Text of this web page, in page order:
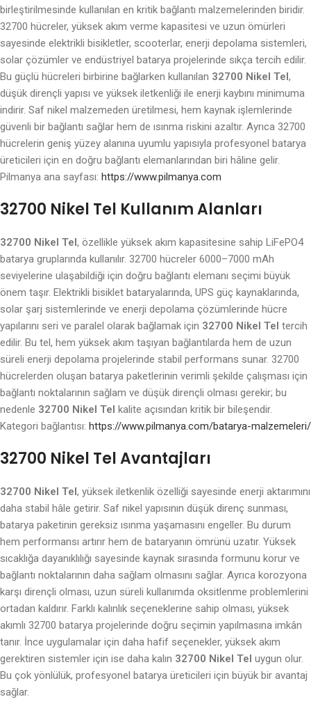
birleştirilmesinde kullanılan en kritik bağlantı malzemelerinden biridir.
32700 hücreler, yüksek akım verme kapasitesi ve uzun ömürleri
sayesinde elektrikli bisikletler, scooterlar, enerji depolama sistemleri,
solar çözümler ve endüstriyel batarya projelerinde sıkça tercih edilir.
Bu güçlü hücreleri birbirine bağlarken kullanılan 32700 Nikel Tel,
düşük dirençli yapısı ve yüksek iletkenliği ile enerji kaybını minimuma
indirir. Saf nikel malzemeden üretilmesi, hem kaynak işlemlerinde
güvenli bir bağlantı sağlar hem de ısınma riskini azaltır. Ayrıca 32700
hücrelerin geniş yüzey alanına uyumlu yapısıyla profesyonel batarya
üreticileri için en doğru bağlantı elemanlarından biri hâline gelir.
Pilmanya ana sayfası: https://www.pilmanya.com
32700 Nikel Tel Kullanım Alanları
32700 Nikel Tel, özellikle yüksek akım kapasitesine sahip LiFePO4
batarya gruplarında kullanılır. 32700 hücreler 6000–7000 mAh
seviyelerine ulaşabildiği için doğru bağlantı elemanı seçimi büyük
önem taşır. Elektrikli bisiklet bataryalarında, UPS güç kaynaklarında,
solar şarj sistemlerinde ve enerji depolama çözümlerinde hücre
yapılarını seri ve paralel olarak bağlamak için 32700 Nikel Tel tercih
edilir. Bu tel, hem yüksek akım taşıyan bağlantılarda hem de uzun
süreli enerji depolama projelerinde stabil performans sunar. 32700
hücrelerden oluşan batarya paketlerinin verimli şekilde çalışması için
bağlantı noktalarının sağlam ve düşük dirençli olması gerekir; bu
nedenle 32700 Nikel Tel kalite açısından kritik bir bileşendir.
Kategori bağlantısı: https://www.pilmanya.com/batarya-malzemeleri/
32700 Nikel Tel Avantajları
32700 Nikel Tel, yüksek iletkenlik özelliği sayesinde enerji aktarımını
daha stabil hâle getirir. Saf nikel yapısının düşük direnç sunması,
batarya paketinin gereksiz ısınma yaşamasını engeller. Bu durum
hem performansı artırır hem de bataryanın ömrünü uzatır. Yüksek
sıcaklığa dayanıklılığı sayesinde kaynak sırasında formunu korur ve
bağlantı noktalarının daha sağlam olmasını sağlar. Ayrıca korozyona
karşı dirençli olması, uzun süreli kullanımda oksitlenme problemlerini
ortadan kaldırır. Farklı kalınlık seçeneklerine sahip olması, yüksek
akımlı 32700 batarya projelerinde doğru seçimin yapılmasına imkân
tanır. İnce uygulamalar için daha hafif seçenekler, yüksek akım
gerektiren sistemler için ise daha kalın 32700 Nikel Tel uygun olur.
Bu çok yönlülük, profesyonel batarya üreticileri için büyük bir avantaj
sağlar.